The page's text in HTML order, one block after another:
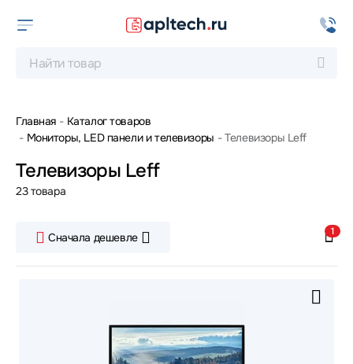
Главная
Каталог товаров
Мониторы, LED панели и телевизоры
Телевизоры Leff
Телевизоры Leff
23 товара
Сначала дешевле 1